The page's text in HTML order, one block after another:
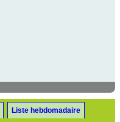
Liste hebdomadaire